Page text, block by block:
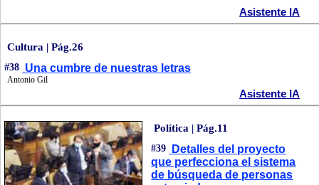
Asistente IA
Cultura | Pág.26
#38 Una cumbre de nuestras letras
Antonio Gil
Asistente IA
Política | Pág.11
#39
Detalles del proyecto
que perfecciona el sistema
de búsqueda de personas